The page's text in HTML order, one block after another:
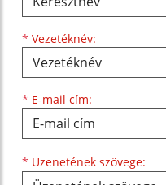
* Vezetéknév:
* E-mail cím:
* Üzenetének szövege: